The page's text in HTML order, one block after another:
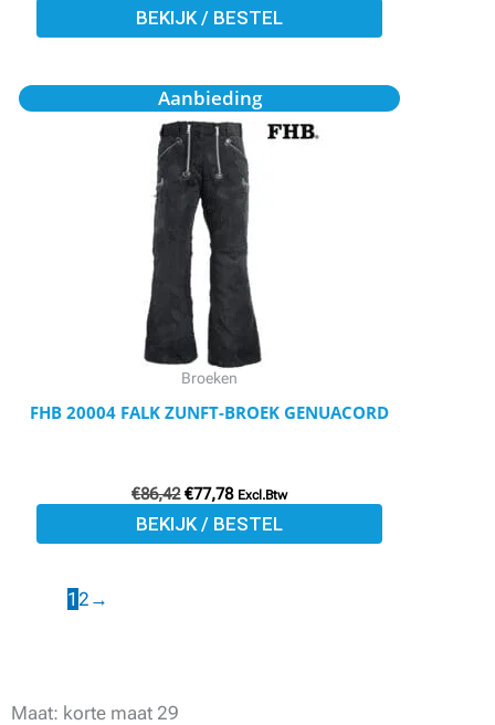
BEKIJK / BESTEL
Aanbieding
Broeken
FHB 20004 FALK ZUNFT-BROEK GENUACORD
€86,42
Oorspronkelijke
prijs
was:
€86,42.
€77,78
Huidige
prijs
is:
€77,78.
Excl.Btw
BEKIJK / BESTEL
Dit
product
heeft
meerdere
variaties.
Deze
optie
kan
gekozen
worden
op
1 2 →
Maat: korte maat 29